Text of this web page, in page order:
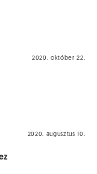
2020. október 22.
2020. augusztus 10.